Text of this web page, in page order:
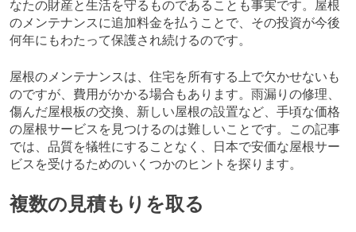
なたの財産と生活を守るものであることも事実です。屋根
のメンテナンスに追加料金を払うことで、その投資が今後
何年にもわたって保護され続けるのです。
屋根のメンテナンスは、住宅を所有する上で欠かせないも
のですが、費用がかかる場合もあります。雨漏りの修理、
傷んだ屋根板の交換、新しい屋根の設置など、手頃な価格
の屋根サービスを見つけるのは難しいことです。この記事
では、品質を犠牲にすることなく、日本で安価な屋根サー
ビスを受けるためのいくつかのヒントを探ります。
複数の見積もりを取る